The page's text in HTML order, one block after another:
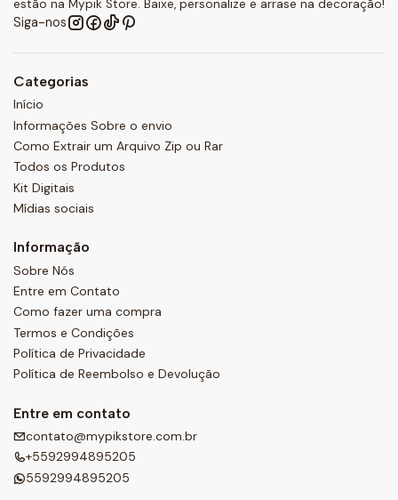
estão na Mypik Store. Baixe, personalize e arrase na decoração!
Siga-nos
Categorias
Início
Informações Sobre o envio
Como Extrair um Arquivo Zip ou Rar
Todos os Produtos
Kit Digitais
Mídias sociais
Informação
Sobre Nós
Entre em Contato
Como fazer uma compra
Termos e Condições
Política de Privacidade
Política de Reembolso e Devolução
Entre em contato
contato@mypikstore.com.br
+5592994895205
5592994895205